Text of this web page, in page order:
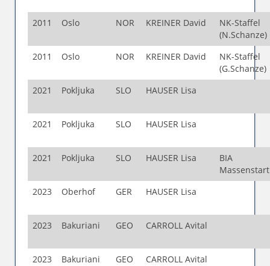
2011 Oslo NOR KREINER David
NK-Staffel
(N.Schanze)
2011
Oslo NOR KREINER David
NK-Staffel
(G.Schanze)
2021
Pokljuka SLO HAUSER Lisa
2021 Pokljuka SLO HAUSER Lisa
2021 Pokljuka SLO HAUSER Lisa
BIA
2023
Oberhof GER HAUSER Lisa
2023 Bakuriani GEO CARROLL Avital
2023 Bakuriani GEO CARROLL Avital